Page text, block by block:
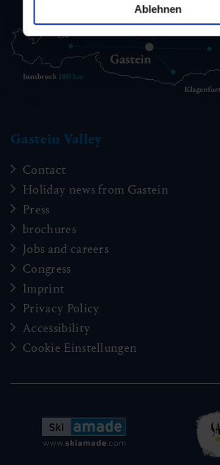
Ablehnen
Gastein Valley
Contact
Holiday news from Gastein
Press
brochures
Jobs and careers
Congress
Imprint
Privacy Policy
Accessibility
Cookie Einstellungen